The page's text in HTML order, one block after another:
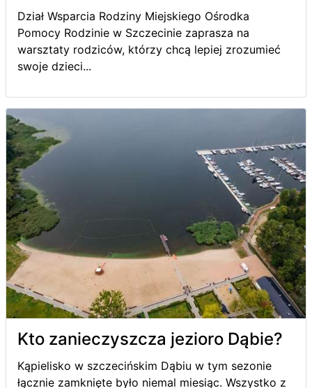
Dział Wsparcia Rodziny Miejskiego Ośrodka
Pomocy Rodzinie w Szczecinie zaprasza na
warsztaty rodziców, którzy chcą lepiej zrozumieć
swoje dzieci...
Kto zanieczyszcza jezioro Dąbie?
Kąpielisko w szczecińskim Dąbiu w tym sezonie
łącznie zamknięte było niemal miesiąc. Wszystko z